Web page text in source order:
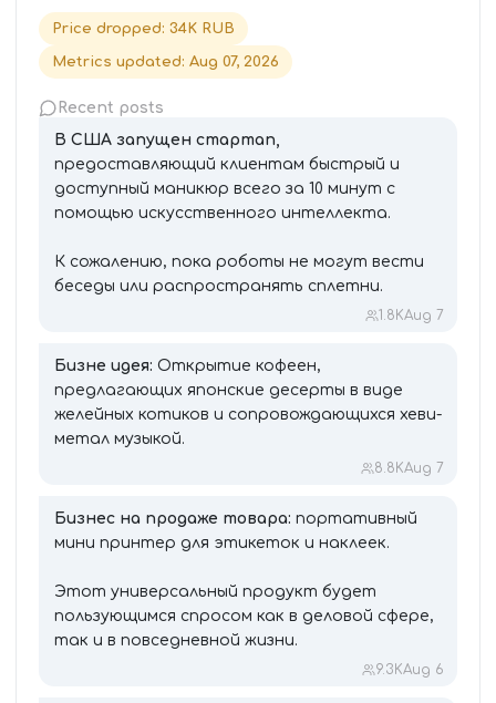
Price dropped: 34K RUB
Metrics updated: Aug 07, 2026
Recent posts
В США запущен стартап,
предоставляющий клиентам быстрый и
доступный маникюр всего за 10 минут с
помощью искусственного интеллекта.
К сожалению, пока роботы не могут вести
беседы или распространять сплетни.
1.8KAug 7
Бизне идея: Открытие кофеен,
предлагающих японские десерты в виде
желейных котиков и сопровождающихся хеви-
метал музыкой.
8.8KAug 7
Бизнес на продаже товара: портативный
мини принтер для этикеток и наклеек.
Этот универсальный продукт будет
пользующимся спросом как в деловой сфере,
так и в повседневной жизни.
9.3KAug 6